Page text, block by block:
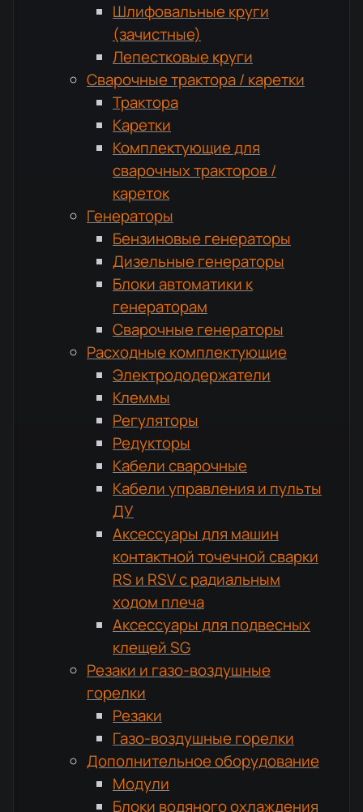
Шлифовальные круги
(зачистные)
Лепестковые круги
Сварочные трактора / каретки
Трактора
Каретки
Комплектующие для
сварочных тракторов /
кареток
Генераторы
Бензиновые генераторы
Дизельные генераторы
Блоки автоматики к
генераторам
Сварочные генераторы
Расходные комплектующие
Электрододержатели
Клеммы
Регуляторы
Редукторы
Кабели сварочные
Кабели управления и пульты
ДУ
Аксессуары для машин
контактной точечной сварки
RS и RSV с радиальным
ходом плеча
Аксессуары для подвесных
клещей SG
Резаки и газо-воздушные
горелки
Резаки
Газо-воздушные горелки
Дополнительное оборудование
Модули
Блоки водяного охлаждения